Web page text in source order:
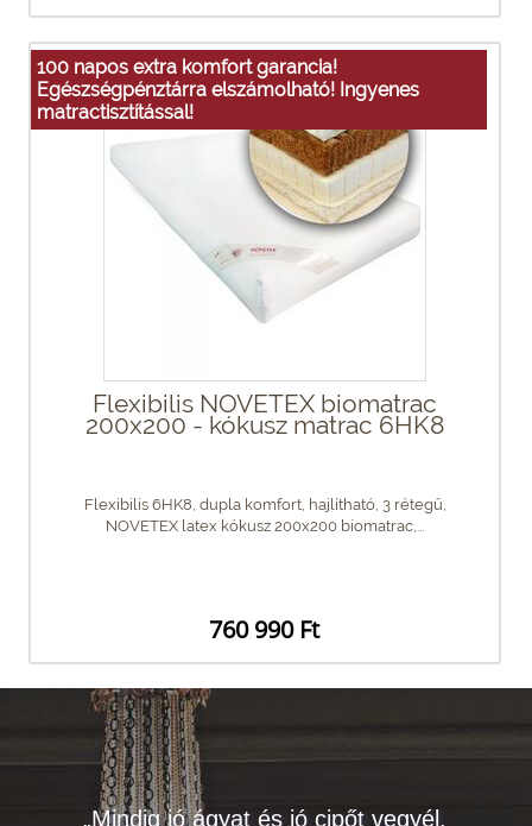
100 napos extra komfort garancia!
Egészségpénztárra elszámolható! Ingyenes
matractisztítással!
Flexibilis NOVETEX biomatrac
200x200 - kókusz matrac 6HK8
Flexibilis 6HK8, dupla komfort, hajlítható, 3 rétegű,
NOVETEX latex kókusz 200x200 biomatrac,...
760 990 Ft
„Mindig jó ágyat és jó cipőt vegyél,